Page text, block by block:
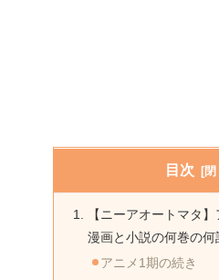
目次
【ニーアオートマタ
漫画と小説の何巻の何
アニメ1期の続き